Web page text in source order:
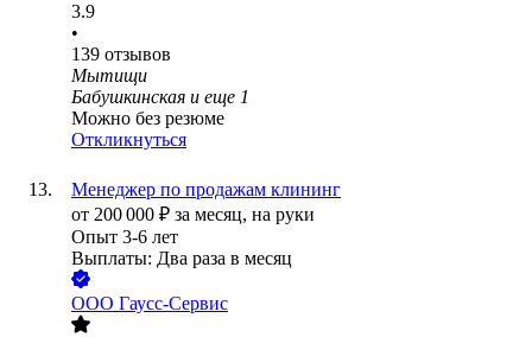
3.9
•
139 отзывов
Мытищи
Бабушкинская и еще 1
Можно без резюме
Откликнуться
Менеджер по продажам клининг
от 200 000 ₽ за месяц, на руки
Опыт 3-6 лет
Выплаты: Два раза в месяц
ООО Гаусс-Сервис